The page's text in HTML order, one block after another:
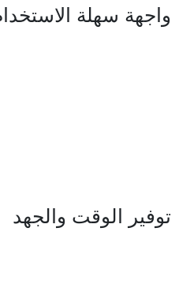
واجهة سهلةالاستخدام
توفير الوقتوالجهد